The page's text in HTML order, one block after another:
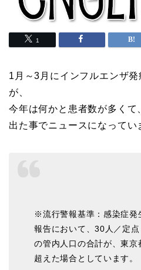
1
1月～3月にインフルエンザ
が、
今年は何かと患者数が多くて
出た事でニュースになってい
※流行警報基準：感染症発
報告において、30人／定
の管内人口の合計が、東
超えた場合としています。